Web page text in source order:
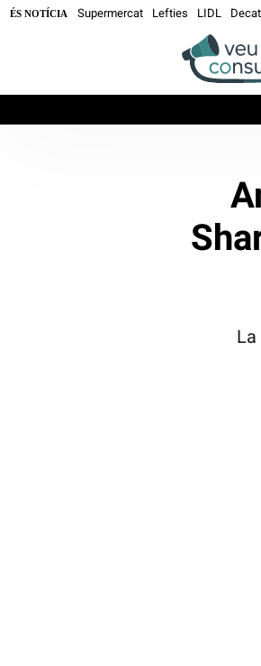
ÉS NOTÍCIA Supermercat Lefties LIDL